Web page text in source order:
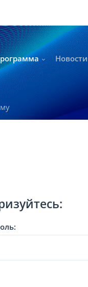
Новости